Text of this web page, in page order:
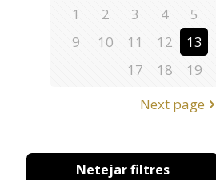
1 2 3 4 5
9
10 11 12 13
17
18 19
Next page
Netejar filtres